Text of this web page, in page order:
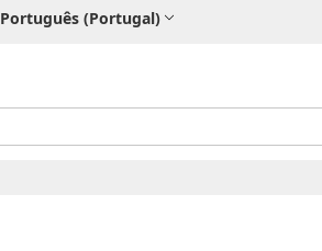
Português (Portugal)